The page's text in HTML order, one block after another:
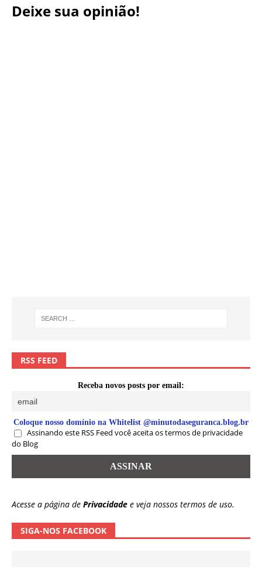
Deixe sua opinião!
RSS FEED
Receba novos posts por email:
Coloque nosso domínio na Whitelist @minutodaseguranca.blog.br
Assinando este RSS Feed você aceita os termos de privacidade
do Blog
Acesse a página de Privacidade e veja nossos termos de uso.
SIGA-NOS FACEBOOK